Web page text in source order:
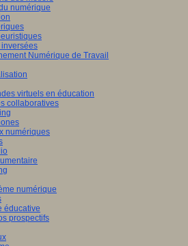
numérique
Numérique de Travail
virtuels en éducation
collaboratives
numériques
numérique
éducative
prospectifs